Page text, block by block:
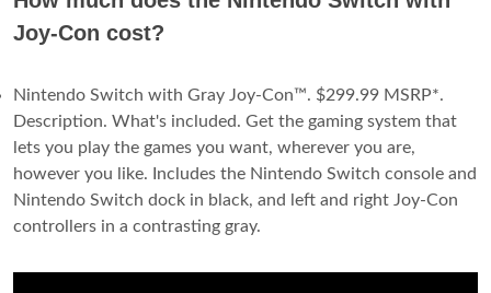
Joy-Con cost?
Nintendo Switch with Gray Joy‑Con™. $299.99 MSRP*.
Description. What's included. Get the gaming system that
lets you play the games you want, wherever you are,
however you like. Includes the Nintendo Switch console and
Nintendo Switch dock in black, and left and right Joy‑Con
controllers in a contrasting gray.